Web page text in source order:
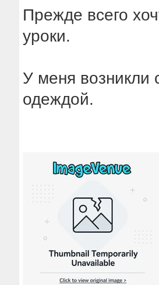
Прежде всего
уроки.
У меня
одеждой.